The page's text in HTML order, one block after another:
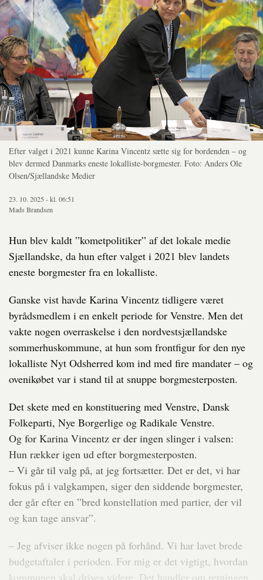
Efter valget i 2021 kunne Karina Vincentz sætte sig for bordenden – og
blev dermed Danmarks eneste lokalliste-borgmester. Foto: Anders Ole
Olsen/Sjællandske Medier
23. 10. 2025 - kl. 06:51
Mads Brandsen
Hun blev kaldt ”kometpolitiker” af det lokale medie
Sjællandske, da hun efter valget i 2021 blev landets
eneste borgmester fra en lokalliste.
Ganske vist havde Karina Vincentz tidligere været
byrådsmedlem i en enkelt periode for Venstre. Men det
vakte nogen overraskelse i den nordvestsjællandske
sommerhuskommune, at hun som frontfigur for den nye
lokalliste Nyt Odsherred kom ind med fire mandater – og
ovenikøbet var i stand til at snuppe borgmesterposten.
Det skete med en konstituering med Venstre, Dansk
Folkeparti, Nye Borgerlige og Radikale Venstre.
Og for Karina Vincentz er der ingen slinger i valsen:
Hun rækker igen ud efter borgmesterposten.
– Vi går til valg på, at jeg fortsætter. Det er det, vi har
fokus på i valgkampen, siger den siddende borgmester,
der går efter en ”bred konstellation med partier, der vil
og kan tage ansvar”.
– Jeg afviser ikke nogen på forhånd. Vi har lavet brede
budgetaftaler i perioden. For mig er det vigtigt, hvordan
kommunen skal drives videre. Det handler om retningen,